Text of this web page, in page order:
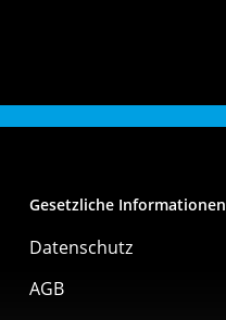
Gesetzliche Informationen
Datenschutz
AGB